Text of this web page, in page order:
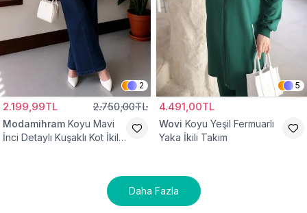
2
2.199,99TL 2.750,00TL
Modamihram Koyu Mavi
İnci Detaylı Kuşaklı Kot İkili
5
4.491,00TL
Wovi Koyu Yeşil Fermuarlı
Yaka İkili Takım
Daha Fazla